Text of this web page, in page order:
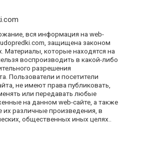
вся информация на web-
защищена законом
Материалы, которые находятся на
воспроизводить в какой-либо
разрешения
Пользователи и посетители
не имеют права публиковать,
или передавать любые
на данном web-сайте, а также
их различные произведения, в
общественных иных целях..